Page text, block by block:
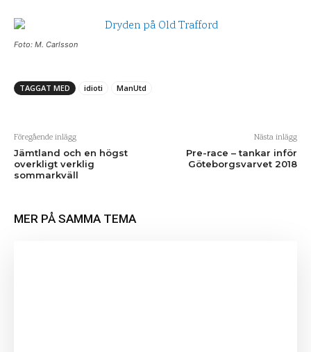
Foto: M. Carlsson
TAGGAT MED idioti ManUtd
Föregående inlägg
Jämtland och en högst
overkligt verklig
sommarkväll
Nästa inlägg
Pre-race – tankar inför
Göteborgsvarvet 2018
MER PÅ SAMMA TEMA